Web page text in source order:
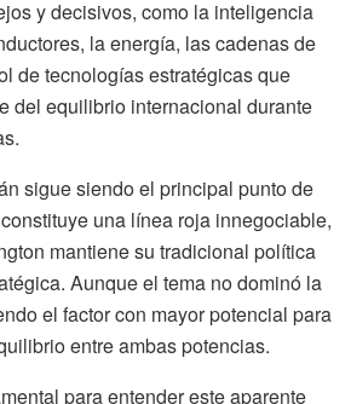
y decisivos, como la inteligencia
la energía, las cadenas de
de tecnologías estratégicas que
del equilibrio internacional durante
sigue siendo el principal punto de
una línea roja innegociable,
mantiene su tradicional política
Aunque el tema no dominó la
el factor con mayor potencial para
entre ambas potencias.
para entender este aparente